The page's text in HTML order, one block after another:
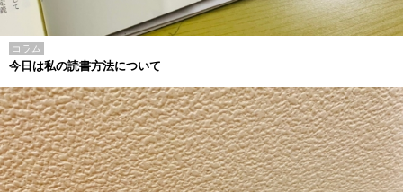
コラム
今日は私の読書方法について